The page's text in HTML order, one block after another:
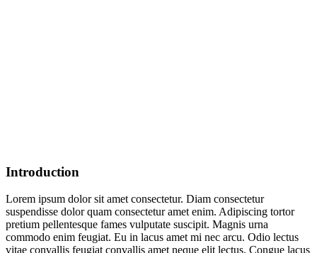
Introduction
Lorem ipsum dolor sit amet consectetur. Diam consectetur
suspendisse dolor quam consectetur amet enim. Adipiscing tortor
pretium pellentesque fames vulputate suscipit. Magnis urna
commodo enim feugiat. Eu in lacus amet mi nec arcu. Odio lectus
vitae convallis feugiat convallis amet neque elit lectus. Congue lacus